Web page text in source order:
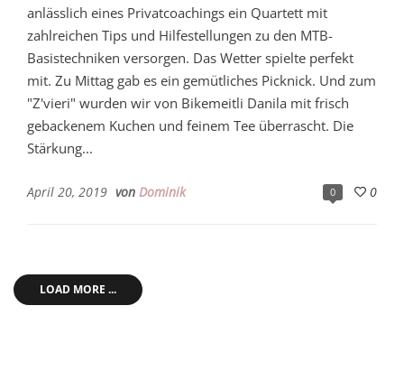
anlässlich eines Privatcoachings ein Quartett mit
zahlreichen Tips und Hilfestellungen zu den MTB-
Basistechniken versorgen. Das Wetter spielte perfekt
mit. Zu Mittag gab es ein gemütliches Picknick. Und zum
"Z'vieri" wurden wir von Bikemeitli Danila mit frisch
gebackenem Kuchen und feinem Tee überrascht. Die
Stärkung...
0 0
April 20, 2019 von Dominik
LOAD MORE ...